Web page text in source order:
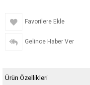
Favorilere Ekle
Gelince Haber Ver
Ürün Özellikleri